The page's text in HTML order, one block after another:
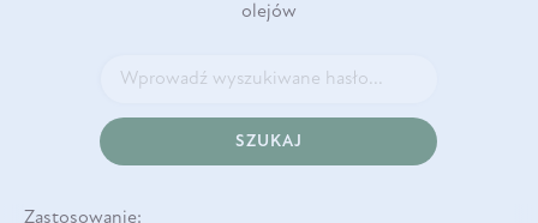
olejów
SZUKAJ
Zastosowanie: